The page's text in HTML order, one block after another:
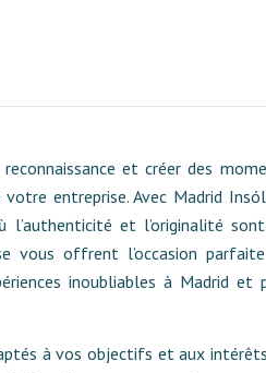
et créer des
entreprise. Avec Madrid
l’authenticité et l’originalité
vous offrent l’occasion
inoubliables à Madrid et
à vos objectifs et aux